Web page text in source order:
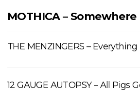
MOTHICA –
THE MENZINGERS – Everything
12 GAUGE AUTOPSY – All Pigs